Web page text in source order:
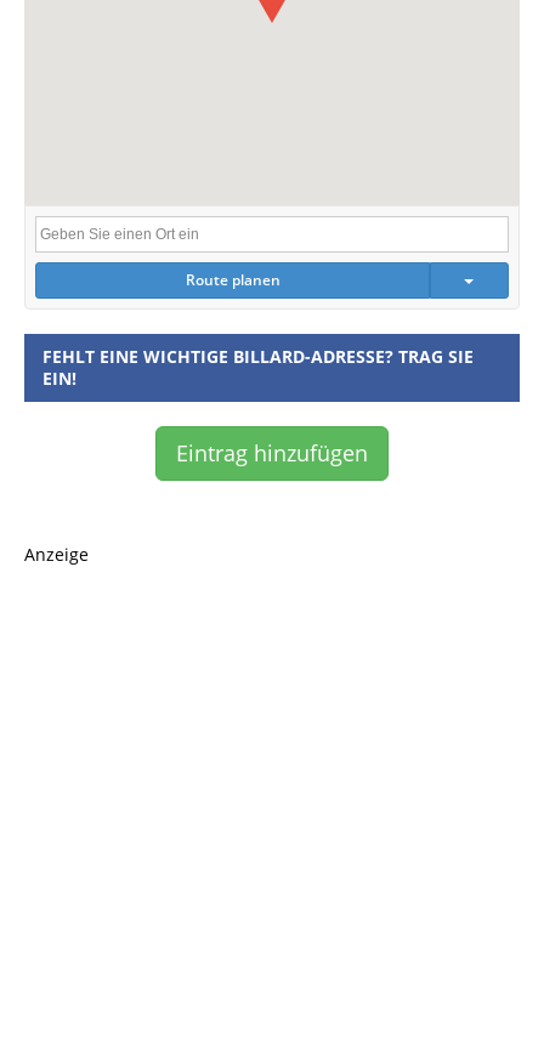
Route planen
FEHLT EINE WICHTIGE BILLARD-ADRESSE? TRAG SIE
EIN!
Eintrag hinzufügen
Anzeige